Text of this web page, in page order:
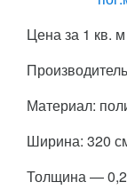
Цена за 1 кв.
Материал:
Ширина: 320
Толщина —